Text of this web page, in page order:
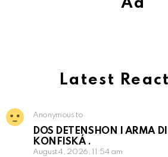
Ad
Latest
Anonymous to
DOS DETENSHON I ARMA
KONFISKÁ .
August 4, 2026, 11:54 am